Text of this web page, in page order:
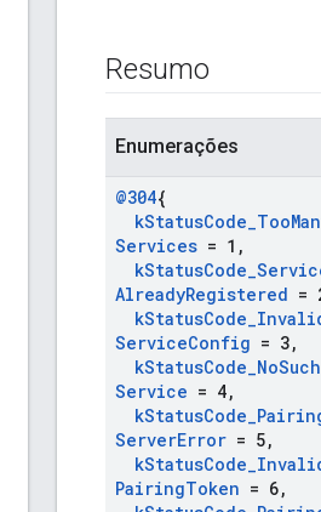
Resumo
Enumerações
@304{
kStatusCode_Too
Services = 1 ,
kStatusCode_
AlreadyRegistered =
kStatusCode_
ServiceConfig = 3,
kStatusCode_NoSuch
Service = 4,
kStatusCode_
ServerError = 5,
kStatusCode_
PairingToken = 6,